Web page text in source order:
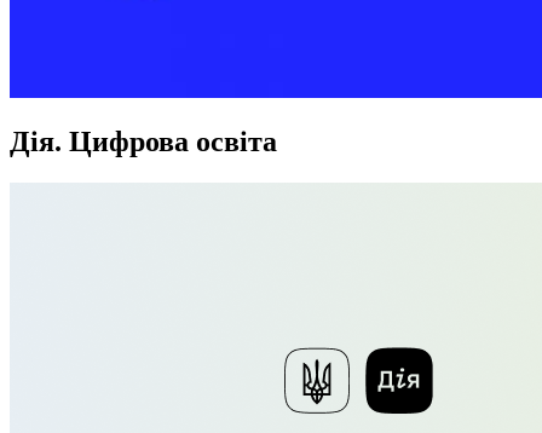
Дія. Цифрова освіта